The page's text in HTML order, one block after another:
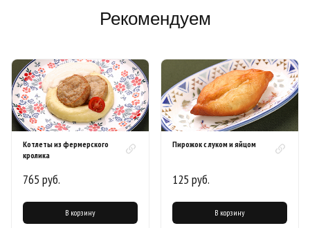
Рекомендуем
Котлеты из фермерского
кролика
765 руб.
В корзину
Пирожок с луком и яйцом
125 руб.
В корзину